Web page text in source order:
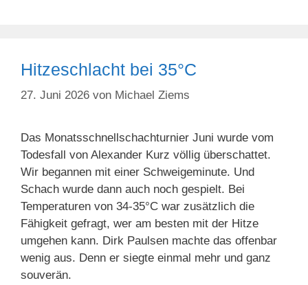
Hitzeschlacht bei 35°C
27. Juni 2026 von Michael Ziems
Das Monatsschnellschachturnier Juni wurde vom
Todesfall von Alexander Kurz völlig überschattet.
Wir begannen mit einer Schweigeminute. Und
Schach wurde dann auch noch gespielt. Bei
Temperaturen von 34-35°C war zusätzlich die
Fähigkeit gefragt, wer am besten mit der Hitze
umgehen kann. Dirk Paulsen machte das offenbar
wenig aus. Denn er siegte einmal mehr und ganz
souverän.